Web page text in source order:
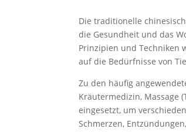
Die traditionelle
die Gesundheit und das
Prinzipien und Techniken
auf die Bedürfnisse von
Zu den häufig
Kräutermedizin, Massage
eingesetzt, um
Schmerzen,